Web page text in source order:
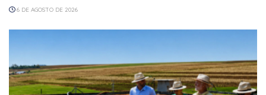
6 DE AGOSTO DE 2026